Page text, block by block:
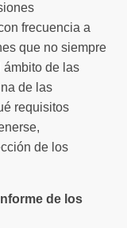
frecuencia a
que no siempre
ámbito de las
de las
requisitos
de los
de los